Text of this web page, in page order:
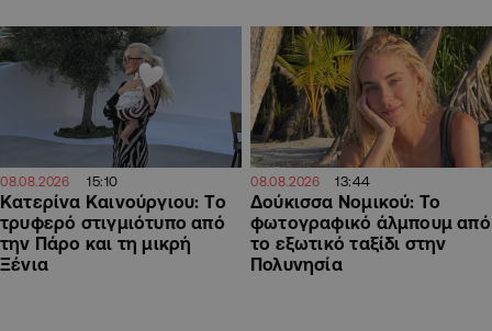
08.08.2026 15:10
Κατερίνα Καινούργιου: Tο
τρυφερό στιγμιότυπο από
την Πάρο και τη μικρή
Ξένια
08.08.2026 13:44
Δούκισσα Νομικού: Το
φωτογραφικό άλμπουμ από
το εξωτικό ταξίδι στην
Πολυνησία